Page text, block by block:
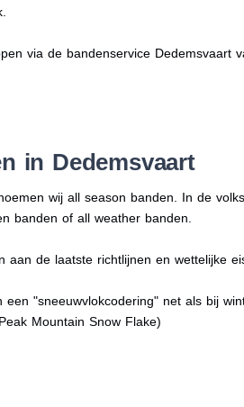
via de bandenservice Dedemsvaart
in Dedemsvaart
wij all season banden. In de
banden of all weather banden.
aan de laatste richtlijnen en wettelijke
"sneeuwvlokcodering" net als bij
Mountain Snow Flake)